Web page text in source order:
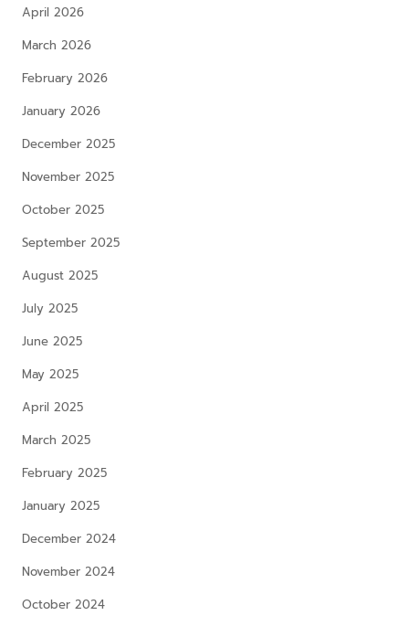
April 2026
March 2026
February 2026
January 2026
December 2025
November 2025
October 2025
September 2025
August 2025
July 2025
June 2025
May 2025
April 2025
March 2025
February 2025
January 2025
December 2024
November 2024
October 2024